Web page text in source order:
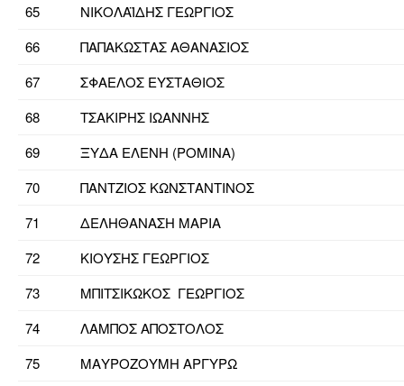
65
ΝΙΚΟΛΑΪΔΗΣ ΓΕΩΡΓΙΟΣ
66
ΠΑΠΑΚΩΣΤΑΣ ΑΘΑΝΑΣΙΟΣ
67
ΣΦΑΕΛΟΣ ΕΥΣΤΑΘΙΟΣ
68
ΤΣΑΚΙΡΗΣ ΙΩΑΝΝΗΣ
69
ΞΥΔΑ ΕΛΕΝΗ (ΡΟΜΙΝΑ)
70
ΠΑΝΤΖΙΟΣ ΚΩΝΣΤΑΝΤΙΝΟΣ
71
ΔΕΛΗΘΑΝΑΣΗ ΜΑΡΙΑ
72
ΚΙΟΥΣΗΣ ΓΕΩΡΓΙΟΣ
73
ΜΠΙΤΣΙΚΩΚΟΣ ΓΕΩΡΓΙΟΣ
74
ΛΑΜΠΟΣ ΑΠΟΣΤΟΛΟΣ
75
ΜΑΥΡΟΖΟΥΜΗ ΑΡΓΥΡΩ